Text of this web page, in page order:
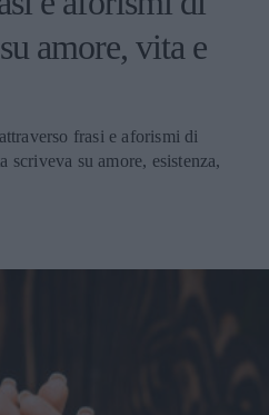
amore, vita e
frasi e aforismi di
su amore, esistenza,